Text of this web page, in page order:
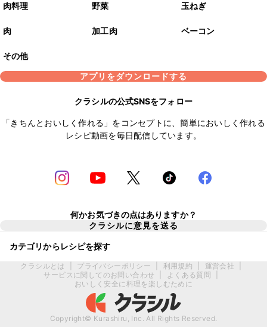
肉料理 野菜 玉ねぎ
肉 加工肉 ベーコン
その他
アプリをダウンロードする
クラシルの公式SNSをフォロー
「きちんとおいしく作れる」をコンセプトに、簡単においしく作れる
レシピ動画を毎日配信しています。
何かお気づきの点はありますか？
クラシルに意見を送る
カテゴリからレシピを探す
クラシルとは プライバシーポリシー 利用規約 運営会社
サービスに関してのお問い合わせ
よくある質問
おいしく安全に料理を楽しむために
Copyright© Kurashiru, Inc. All Rights Reserved.